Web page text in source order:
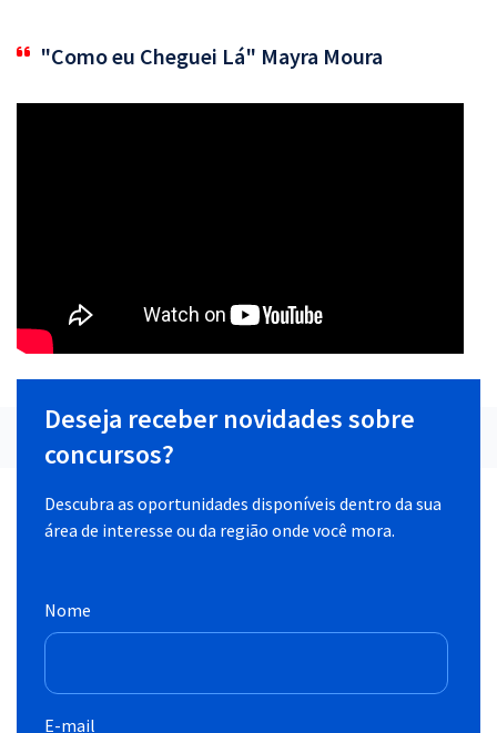
"Como eu Cheguei Lá" Mayra Moura
Deseja receber novidades sobre
concursos?
Descubra as oportunidades disponíveis dentro da sua
área de interesse ou da região onde você mora.
Nome
E-mail